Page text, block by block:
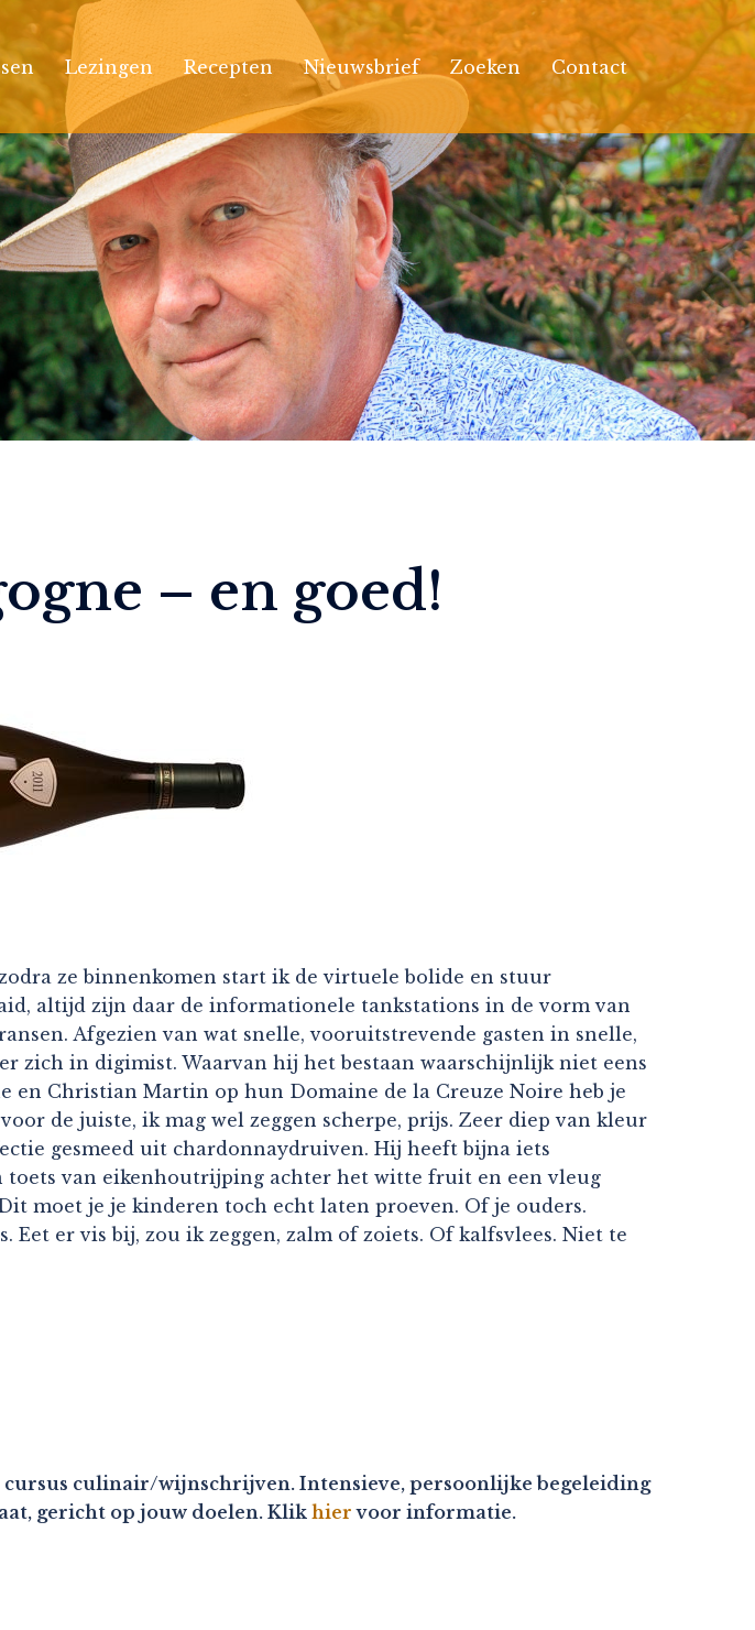
Lezingen Recepten Nieuwsbrief Zoeken Contact
– en goed!
ze binnenkomen start ik de virtuele bolide en stuur
altijd zijn daar de informationele tankstations in de vorm van
Afgezien van wat snelle, vooruitstrevende gasten in snelle,
zich in digimist. Waarvan hij het bestaan waarschijnlijk niet eens
en Christian Martin op hun Domaine de la Creuze Noire heb je
de juiste, ik mag wel zeggen scherpe, prijs. Zeer diep van kleur
gesmeed uit chardonnaydruiven. Hij heeft bijna iets
toets van eikenhoutrijping achter het witte fruit en een vleug
moet je je kinderen toch echt laten proeven. Of je ouders.
er vis bij, zou ik zeggen, zalm of zoiets. Of kalfsvlees. Niet te
cursus culinair/wijnschrijven. Intensieve, persoonlijke begeleiding
gericht op jouw doelen. Klik hier voor informatie.